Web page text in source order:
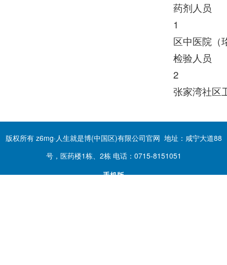
药剂人员
1
区中医院（
检验人员
2
张家湾社区
版权所有 z6mg·人生就是博(中国区)有限公司官网 地址：咸宁大道88
号，医药楼1栋、2栋 电话：0715-8151051
手机版